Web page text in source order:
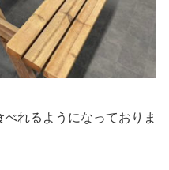
れるようになっておりま